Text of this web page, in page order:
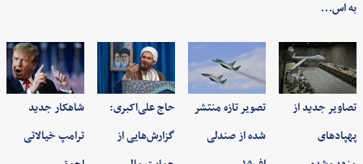
به اس…
تصاویر جدید از
پهپادهای
تصویر تازه منتشر
شده از صندلی
حاج علی‌اکبری:
گزارش‌هایی از
شاهکار جدید
ترامپ خیالاتی